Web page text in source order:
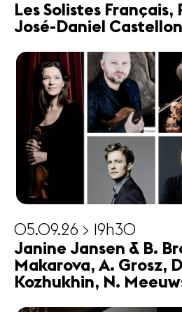
Les Solistes Français,
José-Daniel Castellon
05.09.26 > 19h30
Janine Jansen & B.
Makarova, A. Grosz,
Kozhukhin, N.